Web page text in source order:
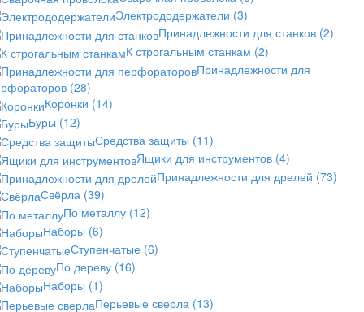
Электрододержатели (3)
Принадлежности для станков (2)
К строгальным станкам (2)
Принадлежности для
(28)
Коронки (14)
Буры (12)
Средства защиты (11)
Ящики для инструментов (4)
Принадлежности для дрелей (73)
Свёрла (39)
По металлу (12)
Наборы (6)
Ступенчатые (6)
По дереву (16)
Наборы (1)
Перьевые сверла (13)